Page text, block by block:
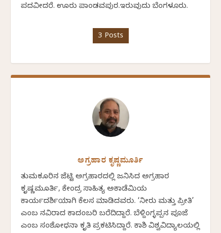
ಪದವೀದರೆ. ಊರು ಪಾಂಡವಪುರ.ಇರುವುದು ಬೆಂಗಳೂರು.
3 Posts
ಅಗ್ರಹಾರ ಕೃಷ್ಣಮೂರ್ತಿ
ತುಮಕೂರಿನ ಜೆಟ್ಟಿ ಅಗ್ರಹಾರದಲ್ಲಿ ಜನಿಸಿದ ಅಗ್ರಹಾರ
ಕೃಷ್ಣಮೂರ್ತಿ, ಕೇಂದ್ರ ಸಾಹಿತ್ಯ ಅಕಾಡೆಮಿಯ
ಕಾರ್ಯದರ್ಶಿಯಾಗಿ ಕೆಲಸ ಮಾಡಿದವರು. ‘ನೀರು ಮತ್ತು ಪ್ರೀತಿ’
ಎಂಬ ನವಿರಾದ ಕಾದಂಬರಿ ಬರೆದಿದ್ದಾರೆ. ಬೆಳ್ದಿಂಗ್ಳಪ್ಪನ ಪೂಜೆ
ಎಂಬ ಸಂಶೋಧನಾ ಕೃತಿ ಪ್ರಕಟಿಸಿದ್ದಾರೆ. ಕಾಶಿ ವಿಶ್ವವಿದ್ಯಾಲಯಲ್ಲಿ